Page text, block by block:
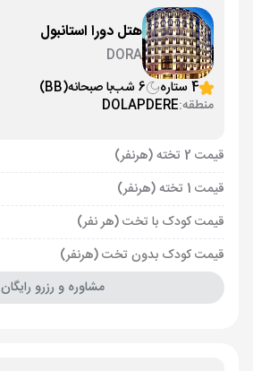
هتل دورا استانبول
DORA
4 ستاره
6 شب با صبحانه(BB)
منطقه:DOLAPDERE
قیمت 2 تخته (هرنفر)
قیمت 1 تخته (هرنفر)
قیمت کودک با تخت (هر نفر)
قیمت کودک بدون تخت (هرنفر)
مشاوره و رزرو رایگان